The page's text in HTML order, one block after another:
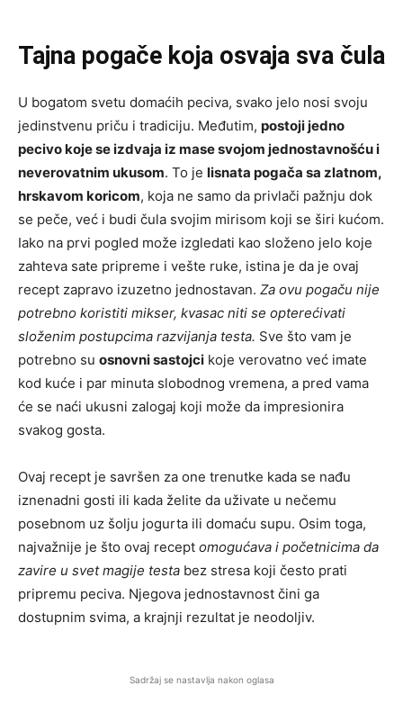
Tajna pogače koja osvaja sva čula
U bogatom svetu domaćih peciva, svako jelo nosi svoju
jedinstvenu priču i tradiciju. Međutim, postoji jedno
pecivo koje se izdvaja iz mase svojom jednostavnošću i
neverovatnim ukusom. To je lisnata pogača sa zlatnom,
hrskavom koricom, koja ne samo da privlači pažnju dok
se peče, već i budi čula svojim mirisom koji se širi kućom.
Iako na prvi pogled može izgledati kao složeno jelo koje
zahteva sate pripreme i vešte ruke, istina je da je ovaj
recept zapravo izuzetno jednostavan. Za ovu pogaču nije
potrebno koristiti mikser, kvasac niti se opterećivati
složenim postupcima razvijanja testa. Sve što vam je
potrebno su osnovni sastojci koje verovatno već imate
kod kuće i par minuta slobodnog vremena, a pred vama
će se naći ukusni zalogaj koji može da impresionira
svakog gosta.
Ovaj recept je savršen za one trenutke kada se nađu
iznenadni gosti ili kada želite da uživate u nečemu
posebnom uz šolju jogurta ili domaću supu. Osim toga,
najvažnije je što ovaj recept omogućava i početnicima da
zavire u svet magije testa bez stresa koji često prati
pripremu peciva. Njegova jednostavnost čini ga
dostupnim svima, a krajnji rezultat je neodoljiv.
Sadržaj se nastavlja nakon oglasa